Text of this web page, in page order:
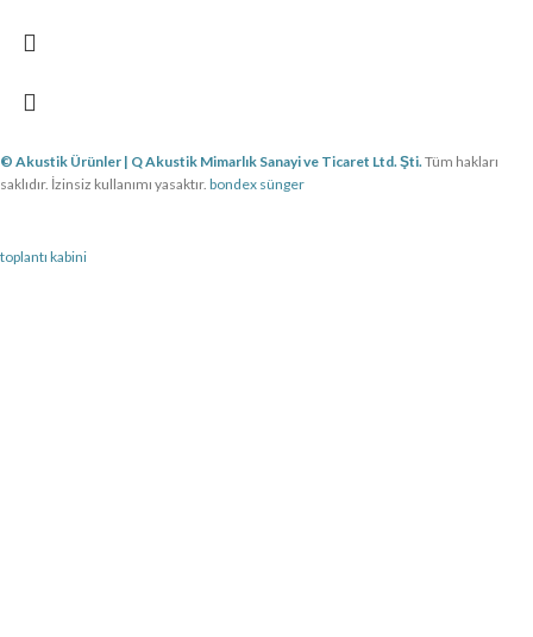
© Akustik Ürünler | Q Akustik Mimarlık Sanayi ve Ticaret Ltd. Şti.Tüm hakları
saklıdır. İzinsiz kullanımı yasaktır. bondex sünger
toplantı kabini